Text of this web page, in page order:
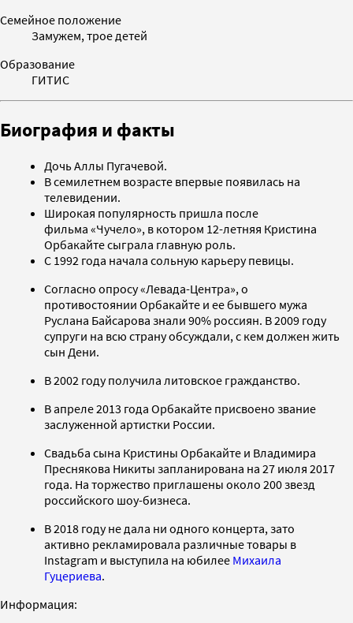
Семейное положение
Замужем, трое детей
Образование
ГИТИС
Биография и факты
Дочь Аллы Пугачевой.
В семилетнем возрасте впервые появилась на
телевидении.
Широкая популярность пришла после
фильма «Чучело», в котором 12-летняя Кристина
Орбакайте сыграла главную роль.
С 1992 года начала сольную карьеру певицы.
Согласно опросу «Левада-Центра», о
противостоянии Орбакайте и ее бывшего мужа
Руслана Байсарова знали 90% россиян. В 2009 году
супруги на всю страну обсуждали, с кем должен жить
сын Дени.
В 2002 году получила литовское гражданство.
В апреле 2013 года Орбакайте присвоено звание
заслуженной артистки России.
Свадьба сына Кристины Орбакайте и Владимира
Преснякова Никиты запланирована на 27 июля 2017
года. На торжество приглашены около 200 звезд
российского шоу-бизнеса.
В 2018 году не дала ни одного концерта, зато
активно рекламировала различные товары в
Instagram и выступила на юбилее Михаила
Гуцериева.
Информация: